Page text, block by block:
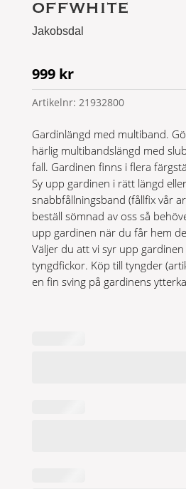
offwhite
Jakobsdal
999 kr
Artikelnr: 21932800
Gardinlängd med multiband.
härlig multibandslängd med
fall. Gardinen finns i flera
Sy upp gardinen i rätt längd
snabbfållningsband (fållfix vår
beställ sömnad av oss så
upp gardinen när du får hem
Väljer du att vi syr upp gardinen
tyngdfickor. Köp till tyngder
en fin sving på gardinens